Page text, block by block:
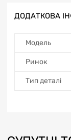
ДОДАТКОВА
Модель
Ринок
Тип деталі